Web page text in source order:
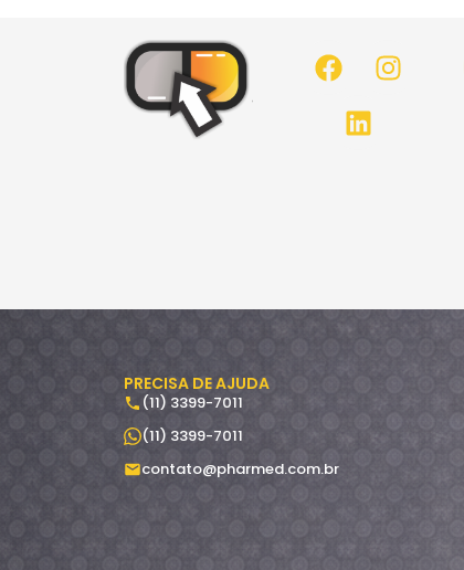
PRECISA DE AJUDA
(11) 3399-7011
(11) 3399-7011
contato@pharmed.com.br